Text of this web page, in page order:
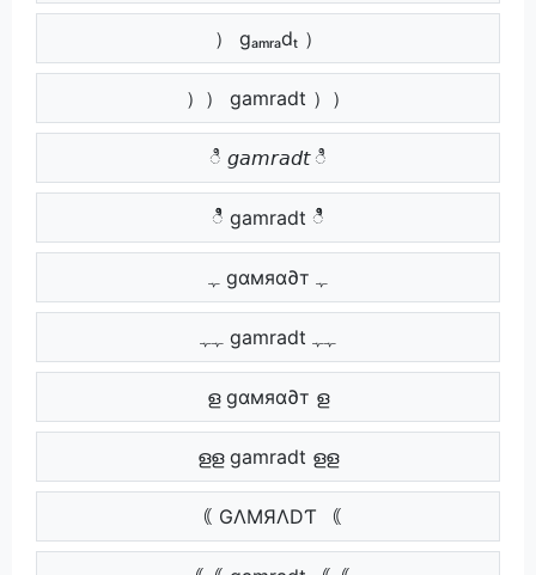
） gₐₘᵣₐdₜ ）
）） gamradt ））
ಿ 𝘨𝘢𝘮𝘳𝘢𝘥𝘵 ಿ
ಿಿ gamradt ಿಿ
ﮩ gαмяα∂т ﮩ
ﮩﮩ gamradt ﮩﮩ
ള gαмяα∂т ള
ളള gamradt ളള
｟ GΛMЯΛDƬ ｟